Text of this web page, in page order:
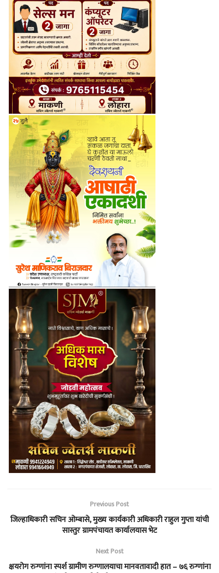
Previous Post
जिल्हाधिकारी सचिन ओम्बासे, मुख्य कार्यकारी अधिकारी राहुल गुप्ता यांची
सास्तुर ग्रामपंचायत कार्यालयास भेट
Next Post
क्षयरोग रुग्णांना स्पर्श ग्रामीण रुग्णालयाचा मानवतावादी हात – ७६ रुग्णांना